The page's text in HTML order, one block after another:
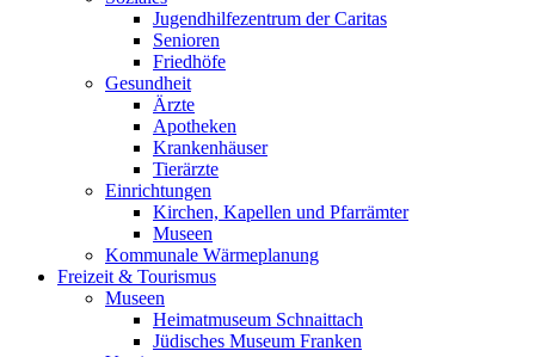
Jugendhilfezentrum der Caritas
Senioren
Friedhöfe
Gesundheit
Ärzte
Apotheken
Krankenhäuser
Tierärzte
Einrichtungen
Kirchen, Kapellen und Pfarrämter
Museen
Kommunale Wärmeplanung
Freizeit & Tourismus
Museen
Heimatmuseum Schnaittach
Jüdisches Museum Franken